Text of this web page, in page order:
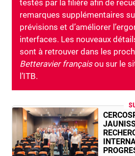
testés par la filière afin de
remarques supplémentaires
prévisions et d’améliorer
interfaces. Les nouveaux
sont à retrouver dans les
Betteravier françaisou sur le
l’ITB.